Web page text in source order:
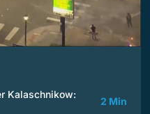
Kalaschnikow:
2 Min